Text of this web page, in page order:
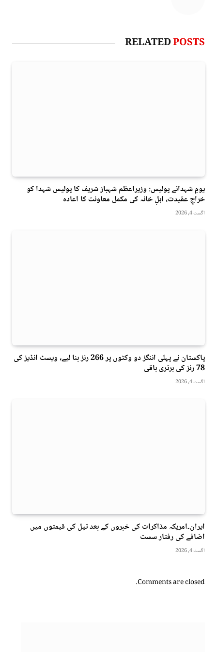
RELATEDPOSTS
یومِ شہدائے پولیس: وزیراعظم شہباز شریف کا پولیس شہدا کو
خراجِ عقیدت، اہلِ خانہ کی مکمل معاونت کا اعادہ
اگست 4, 2026
پاکستان نے پہلی اننگز دو وکٹوں پر 266 رنز بنا لیے، ویسٹ انڈیز کی
78 رنز کی برتری باقی
اگست 4, 2026
ایران۔امریکہ مذاکرات کی خبروں کے بعد تیل کی قیمتوں میں
اضافے کی رفتار سست
اگست 4, 2026
Comments are closed.